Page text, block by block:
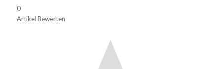
0
Artikel Bewerten